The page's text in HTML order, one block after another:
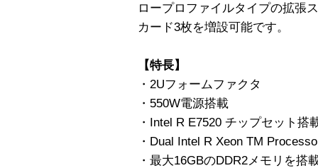
ロープロファイルタイプの拡張
カード3枚を増設可能です。
【特長】
・2Uフォームファクタ
・550W電源搭載
・Intel R E7520 チップセット搭
・Dual Intel R Xeon TM
・最大16GBのDDR2メモリを搭